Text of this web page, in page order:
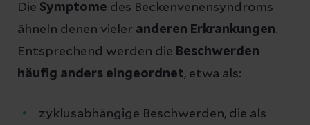
Die Symptome des Beckenvenensyndroms
ähneln denen vieler anderen Erkrankungen.
Entsprechend werden die Beschwerden
häufig anders eingeordnet, etwa als:
zyklusabhängige Beschwerden, die als